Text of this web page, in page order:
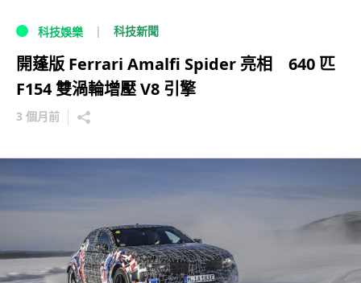
科技娛樂 科技新聞
開蓬版 Ferrari Amalfi Spider 亮相 640 匹
F154 雙渦輪增壓 V8 引擎
3 個月前